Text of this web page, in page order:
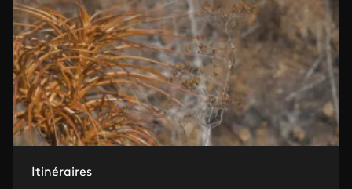
Itinéraires